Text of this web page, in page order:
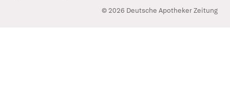
© 2026 Deutsche Apotheker Zeitung